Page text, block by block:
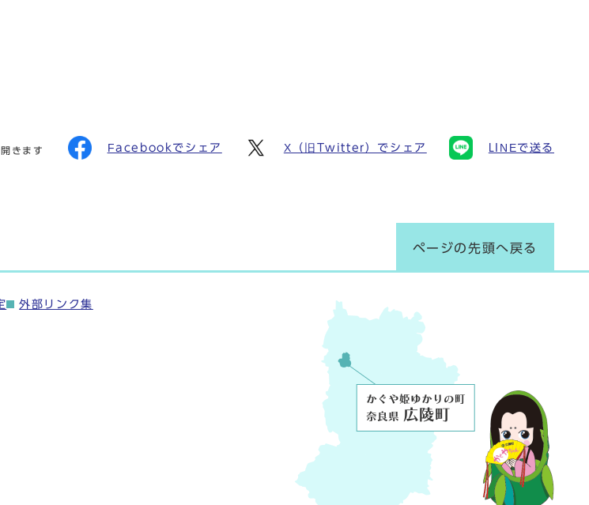
きます Facebookでシェア X（旧Twitter）でシェア LINEで送る
ページの先頭へ戻る
外部リンク集